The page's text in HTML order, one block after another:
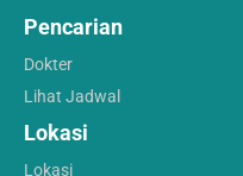
Pencarian
Dokter
Lihat Jadwal
Lokasi
Lokasi